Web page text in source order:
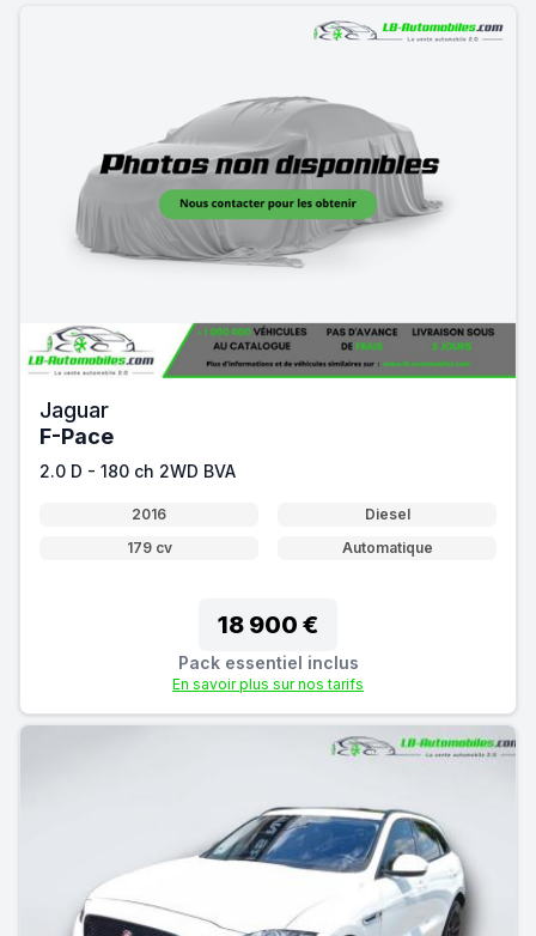
Jaguar
F-Pace
2.0 D - 180 ch 2WD BVA
2016
Diesel
179 cv
Automatique
18 900 €
Pack essentiel inclus
En savoir plus sur nos tarifs